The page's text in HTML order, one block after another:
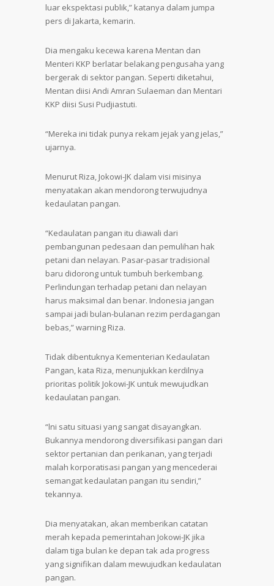
luar ekspektasi publik,” katanya dalam jumpa
pers di Jakarta, kemarin.
Dia mengaku kecewa karena Mentan dan
Menteri KKP berlatar belakang pengusaha yang
bergerak di sektor pangan. Seperti diketahui,
Mentan diisi Andi Amran Sulaeman dan Mentari
KKP diisi Susi Pudjiastuti.
“Mereka ini tidak punya rekam jejak yang jelas,”
ujarnya.
Menurut Riza, Jokowi-JK dalam visi misinya
menyatakan akan mendorong terwujudnya
kedaulatan pangan.
“Kedaulatan pangan itu diawali dari
pembangunan pedesaan dan pemulihan hak
petani dan nelayan. Pasar-pasar tradisional
baru didorong untuk tumbuh berkembang.
Perlindungan terhadap petani dan nelayan
harus maksimal dan benar. Indonesia jangan
sampai jadi bulan-bulanan rezim perdagangan
bebas,” warning Riza.
Tidak dibentuknya Kementerian Kedaulatan
Pangan, kata Riza, menunjukkan kerdilnya
prioritas politik Jokowi-JK untuk mewujudkan
kedaulatan pangan.
“lni satu situasi yang sangat disayangkan.
Bukannya mendorong diversifikasi pangan dari
sektor pertanian dan perikanan, yang terjadi
malah korporatisasi pangan yang mencederai
semangat kedaulatan pangan itu sendiri,”
tekannya.
Dia menyatakan, akan memberikan catatan
merah kepada pemerintahan Jokowi-JK jika
dalam tiga bulan ke depan tak ada progress
yang signifikan dalam mewujudkan kedaulatan
pangan.